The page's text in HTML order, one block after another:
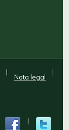
|
Nota legal
|
|